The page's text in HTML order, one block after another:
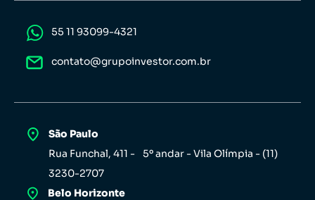
55 11 93099-4321
contato@grupoinvestor.com.br
São Paulo
Rua Funchal, 411 - 5º andar - Vila Olímpia - (11)
3230-2707
Belo Horizonte